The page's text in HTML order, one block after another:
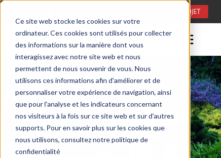
Ce site web stocke les cookies sur votre
ordinateur. Ces cookies sont utilisés pour collecter
des informations sur la manière dont vous
interagissez avec notre site web et nous
permettent de nous souvenir de vous. Nous
utilisons ces informations afin d'améliorer et de
personnaliser votre expérience de navigation, ainsi
que pour l'analyse et les indicateurs concernant
nos visiteurs à la fois sur ce site web et sur d'autres
supports. Pour en savoir plus sur les cookies que
nous utilisons, consultez notre politique de
confidentialité
CONSULTATION DE PROJET